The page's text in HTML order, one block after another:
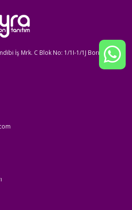
İş Mrk. C Blok No: 1/1I-1/1J Bornova